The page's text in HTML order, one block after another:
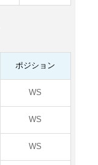
ポジション
WS
WS
WS